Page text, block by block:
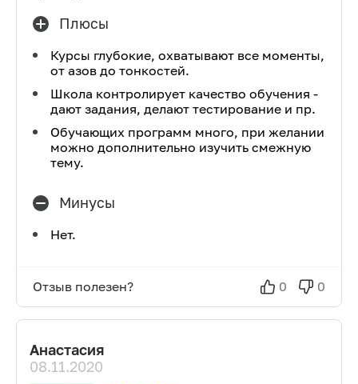
Плюсы
Курсы глубокие, охватывают все моменты,
от азов до тонкостей.
Школа контролирует качество обучения -
дают задания, делают тестирование и пр.
Обучающих программ много, при желании
можно дополнительно изучить смежную
тему.
Минусы
Нет.
Отзыв полезен? 0 0
Анастасия
08.11.2020